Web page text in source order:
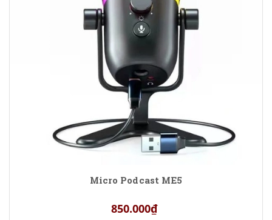
Micro Podcast ME5
850.000₫